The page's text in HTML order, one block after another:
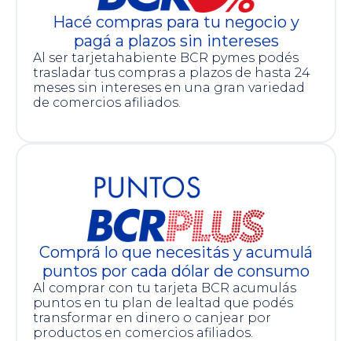
Hacé compras para tu negocio y
pagá a plazos sin intereses
Al ser tarjetahabiente BCR pymes podés
trasladar tus compras a plazos de hasta 24
meses sin intereses en una gran variedad
de comercios afiliados.
Comprá lo que necesitás y acumulá
puntos por cada dólar de consumo
Al comprar con tu tarjeta BCR acumulás
puntos en tu plan de lealtad que podés
transformar en dinero o canjear por
productos en comercios afiliados.